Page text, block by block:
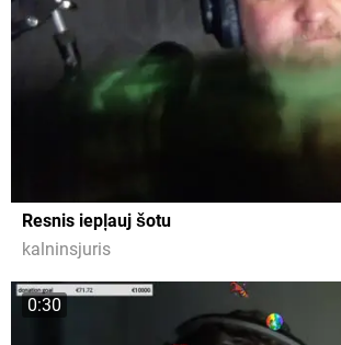
Resnis iepļauj šotu
kalninsjuris
0:30